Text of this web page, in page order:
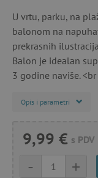
U vrtu, parku, na
balonom na
prekrasnih
Balon je idealan
3 godine naviše.
Opis i parametri
9,99 € s PDV
+
-